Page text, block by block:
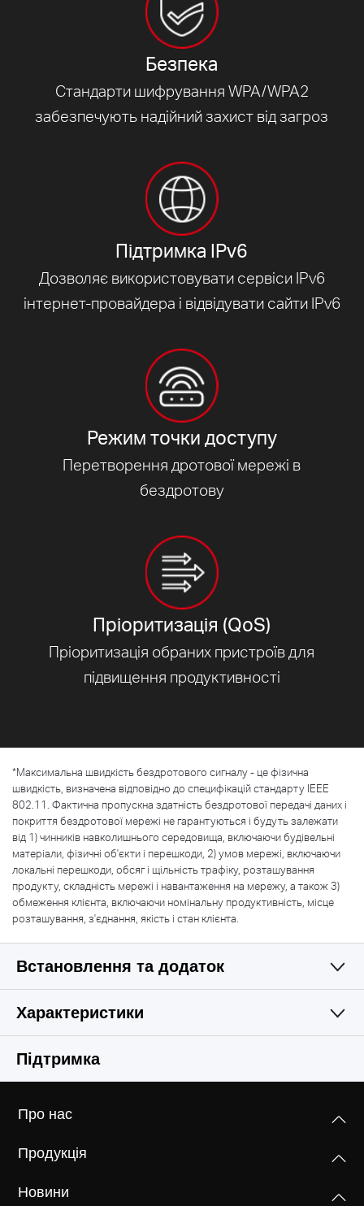
Безпека
Стандарти шифрування WPA/WPA2
забезпечують надійний захист від загроз
Підтримка IPv6
Дозволяє використовувати сервіси IPv6
інтернет-провайдера і відвідувати сайти IPv6
Режим точки доступу
Перетворення дротової мережі в
бездротову
Пріоритизація (QoS)
Пріоритизація обраних пристроїв для
підвищення продуктивності
*Максимальна швидкість бездротового сигналу - це фізична
швидкість, визначена відповідно до специфікацій стандарту IEEE
802.11. Фактична пропускна здатність бездротової передачі даних і
покриття бездротової мережі не гарантуються і будуть залежати
від 1) чинників навколишнього середовища, включаючи будівельні
матеріали, фізичні об'єкти і перешкоди, 2) умов мережі, включаючи
локальні перешкоди, обсяг і щільність трафіку, розташування
продукту, складність мережі і навантаження на мережу, а також 3)
обмеження клієнта, включаючи номінальну продуктивність, місце
розташування, з'єднання, якість і стан клієнта.
Встановлення та додаток
Простий і функціональний
Характеристики
БЕЗДРОТОВА МЕРЕЖА
IEEE 802.11ac/n/a 5 ГГц, IEEE 802.11b/g/n 2,4 ГГц
Частота
2,4 ГГц, 5 ГГц
114 × 94 × 26 мм
Підтримка
Про нас
Продукція
Новини